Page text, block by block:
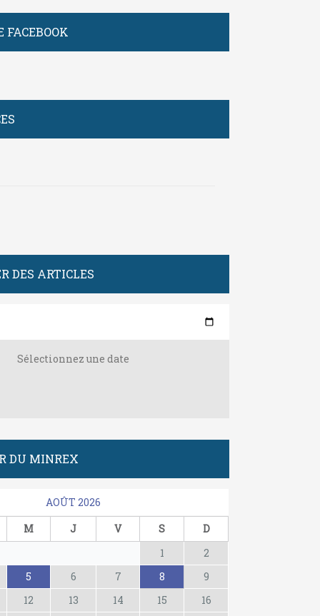
FACEBOOK
DES ARTICLES
Sélectionnez une date
DU MINREX
AOÛT 2026
M J V S
D
1
2
5 6 7 8
9
12 13 14 15
16